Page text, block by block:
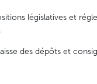
législatives et
des dépôts et